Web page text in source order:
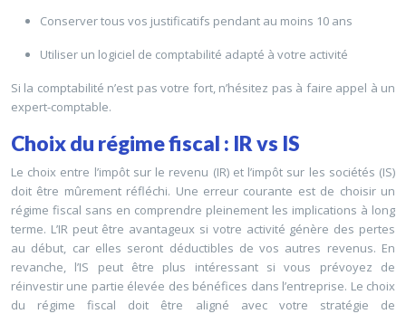
Conserver tous vos justificatifs pendant au moins 10 ans
Utiliser un logiciel de comptabilité adapté à votre activité
Si la comptabilité n’est pas votre fort, n’hésitez pas à faire appel à un
expert-comptable.
Choix du régime fiscal : IR vs IS
Le choix entre l’impôt sur le revenu (IR) et l’impôt sur les sociétés (IS)
doit être mûrement réfléchi. Une erreur courante est de choisir un
régime fiscal sans en comprendre pleinement les implications à long
terme. L’IR peut être avantageux si votre activité génère des pertes
au début, car elles seront déductibles de vos autres revenus. En
revanche, l’IS peut être plus intéressant si vous prévoyez de
réinvestir une partie élevée des bénéfices dans l’entreprise. Le choix
du régime fiscal doit être aligné avec votre stratégie de